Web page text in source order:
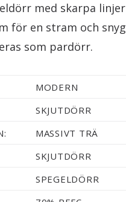
med skarpa
för en stram och
som pardörr.
MODERN
SKJUTDÖRR
MASSIVT TRÄ
SKJUTDÖRR
SPEGELDÖRR